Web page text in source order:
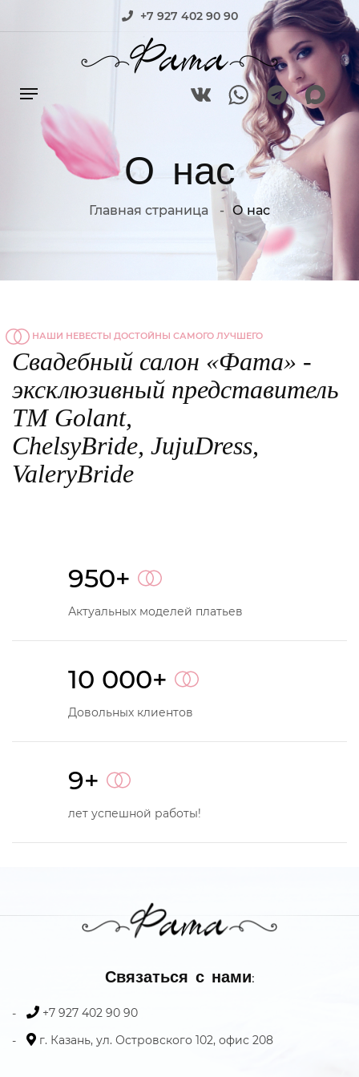
+7 927 402 90 90
О нас
Главная страница О нас
НАШИ НЕВЕСТЫ ДОСТОЙНЫ САМОГО ЛУЧШЕГО
Свадебный салон «Фата» -
эксклюзивный представитель
TM Golant,
ChelsyBride, JujuDress,
ValeryBride
950+
Актуальных моделей платьев
10 000+
Довольных клиентов
9+
лет успешной работы!
Связаться с нами:
+7 927 402 90 90
г. Казань, ул. Островского 102, офис 208